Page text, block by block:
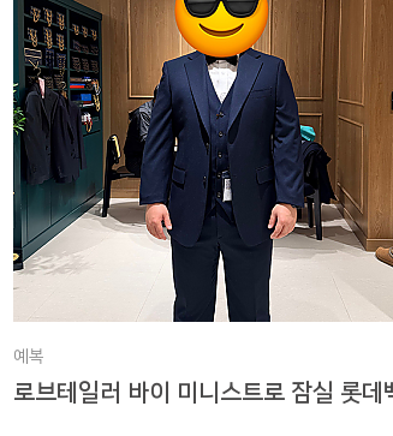
>_<
예복
로브테일러 바이 미니스트로 잠실 롯데